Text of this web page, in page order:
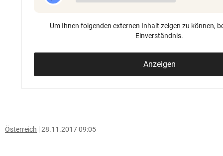
Um Ihnen folgenden externen Inhalt zeigen zu können,
Einverständnis.
Anzeigen
Österreich 28.11.2017 09:05